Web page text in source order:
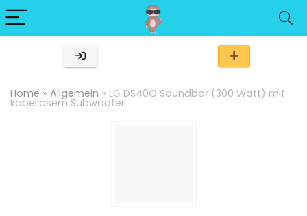
Home » Allgemein » LG DS40Q Soundbar (300 Watt) mit
kabellosem Subwoofer